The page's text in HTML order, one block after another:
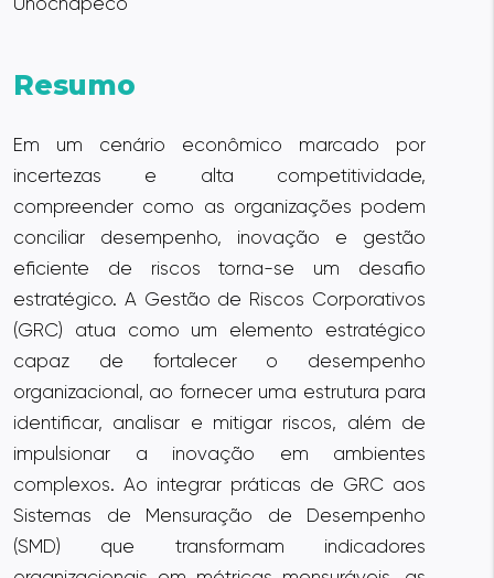
Resumo
Em um cenário econômico marcado por
incertezas e alta competitividade,
compreender como as organizações podem
conciliar desempenho, inovação e gestão
eficiente de riscos torna-se um desafio
estratégico. A Gestão de Riscos Corporativos
(GRC) atua como um elemento estratégico
capaz de fortalecer o desempenho
organizacional, ao fornecer uma estrutura para
identificar, analisar e mitigar riscos, além de
impulsionar a inovação em ambientes
complexos. Ao integrar práticas de GRC aos
Sistemas de Mensuração de Desempenho
(SMD) que transformam indicadores